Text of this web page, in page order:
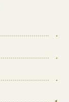
·
·
·